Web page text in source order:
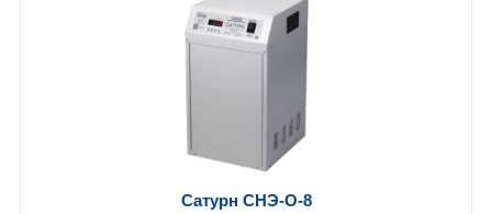
Сатурн СНЭ-О-8